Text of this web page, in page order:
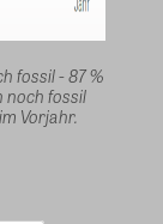
fossil - 87 %
noch fossil
Vorjahr.